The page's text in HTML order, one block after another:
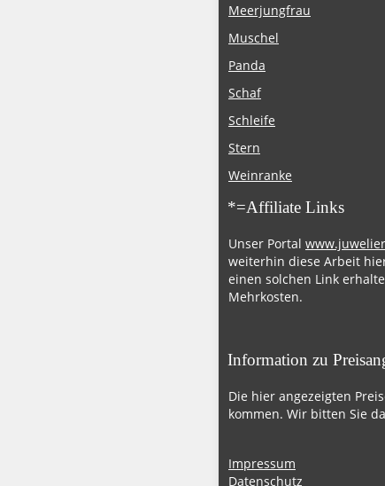
Meerjungfrau
Muschel
Panda
Schaf
Schleife
Stern
Weinranke
*=Affiliate Links
Unser Portal
weiterhin diese Arbeit
einen solchen Link
Mehrkosten.
Information zu
Die hier angezeigten
kommen. Wir bitten Sie
Impressum
Datenschutz